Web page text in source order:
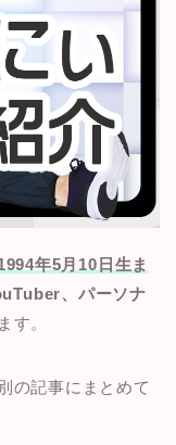
年5月10日生ま
、パーソナ
す。
の記事にまとめて